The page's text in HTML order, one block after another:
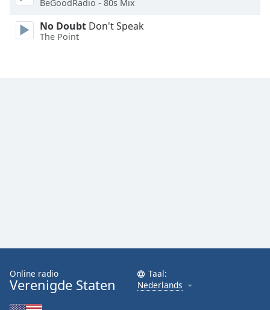
Dialog
End
BeGoodRadio - 80s Mix
No Doubt Don't Speak
The Point
Online radio
Verenigde Staten
Taal:
Nederlands